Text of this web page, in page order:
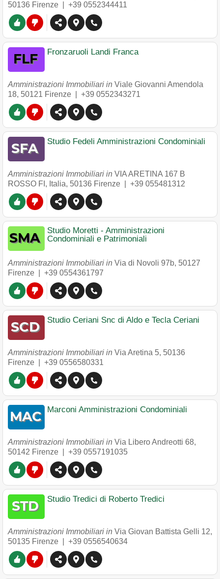
50136 Firenze +39 0552344411
Fronzaruoli Landi Franca
Amministrazioni Immobiliari in Viale Giovanni Amendola
18, 50121 Firenze +39 0552343271
Studio Fedeli Amministrazioni Condominiali
Amministrazioni Immobiliari in VIA ARETINA 167 B
ROSSO FI, Italia, 50136 Firenze +39 055481312
Studio Moretti - Amministrazioni
Condominiali e Patrimoniali
Amministrazioni Immobiliari in Via di Novoli 97b, 50127
Firenze
+39 0554361797
Studio Ceriani Snc di Aldo e Tecla Ceriani
Amministrazioni Immobiliari in Via Aretina 5, 50136
Firenze
+39 0556580331
Marconi Amministrazioni Condominiali
Amministrazioni Immobiliari in Via Libero Andreotti 68,
50142 Firenze +39 0557191035
Studio Tredici di Roberto Tredici
Amministrazioni Immobiliari in Via Giovan Battista Gelli 12,
50135 Firenze +39 0556540634